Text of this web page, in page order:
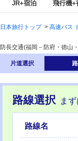
JR+宿泊 飛行機+
日本旅行トップ> 高速バス
防長交通(福岡－防府・徳山
片道選択
路線選択 ま
路線名